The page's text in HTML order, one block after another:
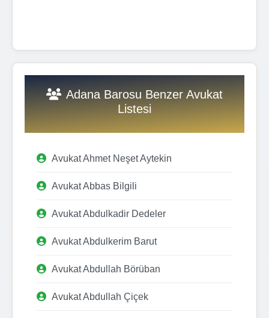
Adana Barosu Benzer Avukat
Listesi
Avukat Ahmet Neşet Aytekin
Avukat Abbas Bilgili
Avukat Abdulkadir Dedeler
Avukat Abdulkerim Barut
Avukat Abdullah Börüban
Avukat Abdullah Çiçek